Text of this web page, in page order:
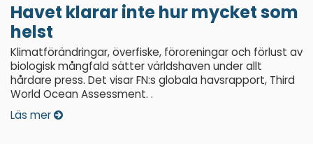
Havet klarar inte hur mycket som
helst
Klimatförändringar, överfiske, föroreningar och förlust av
biologisk mångfald sätter världshaven under allt
hårdare press. Det visar FN:s globala havsrapport, Third
World Ocean Assessment. .
Läs mer